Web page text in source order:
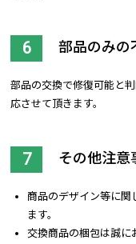
部品のみの
部品の交換で修復可能と
応させて頂きます。
その他注意
商品のデザイン等に関
ます。
交換商品の梱包は誠に